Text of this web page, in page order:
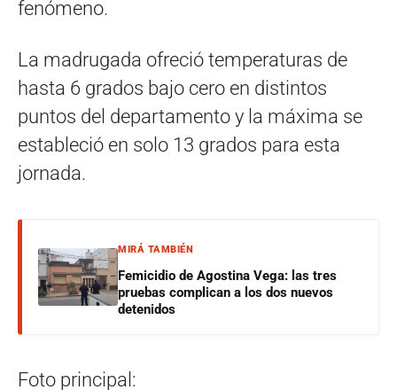
fenómeno.
La madrugada ofreció temperaturas de
hasta 6 grados bajo cero en distintos
puntos del departamento y la máxima se
estableció en solo 13 grados para esta
jornada.
MIRÁ TAMBIÉN
Femicidio de Agostina Vega: las tres
pruebas complican a los dos nuevos
detenidos
Foto principal: